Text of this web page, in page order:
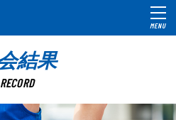
MENU
結果
RECORD